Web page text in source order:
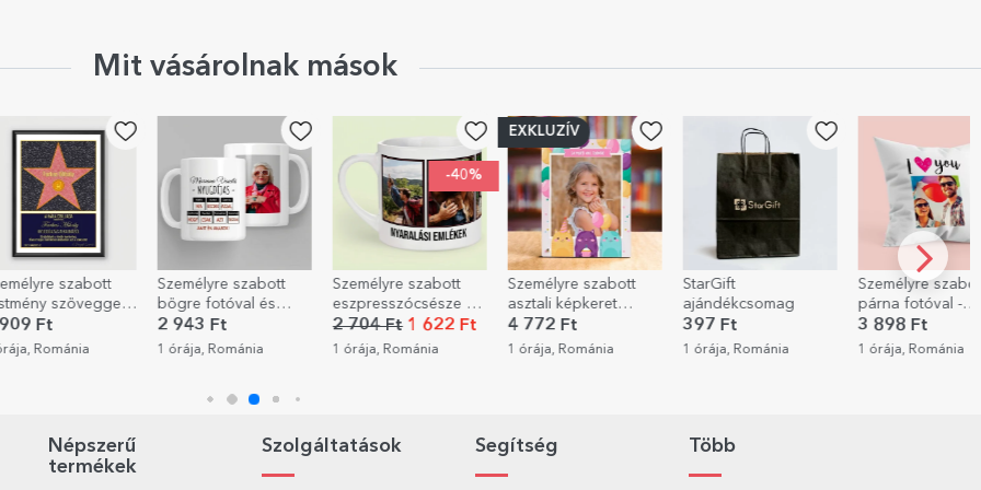
Mit vásárolnak mások
–
Személyre szabott
bögre fotóval és
Nyugdíjazás
1 órája, Románia
Személyre szabott
eszpresszócsésze 5
fotóval és szöveggel
- Emlékek
1 622 Ft
1 órája, Románia
EXKLUZÍV
Személyre szabott
asztali képkeret
szöveggel és fotóval
- Boldog
4 772 Ft
1 órája, Románia
StarGift
ajándékcsomag
1 órája, Románia
Személyre szabott
párna fotóval -
1 órája, Románia 1 órája,
Népszerű
termékek
Szolgáltatások Segítség Több